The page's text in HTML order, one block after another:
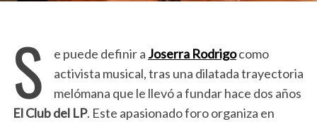
S e puede definir a Joserra Rodrigocomo
activista musical, tras una dilatada trayectoria
melómana que le llevó a fundar hace dos años
El Club del LP. Este apasionado foro organiza en